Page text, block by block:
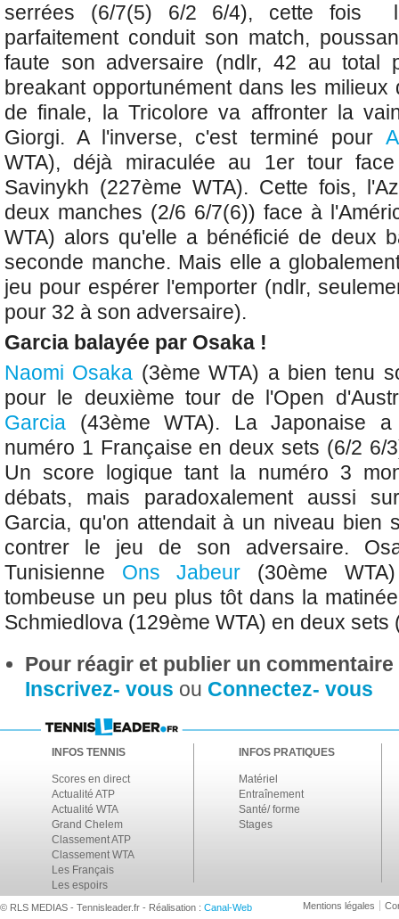
serrées (6/7(5) 6/2 6/4), cette fois
parfaitement conduit son match,
faute son adversaire (ndlr, 42 au total
breakant opportunément dans les milieux
de finale, la Tricolore va affronter la
Giorgi. A l'inverse, c'est terminé pour
WTA), déjà miraculée au 1er tour
Savinykh (227ème WTA). Cette fois,
deux manches (2/6 6/7(6)) face à
WTA) alors qu'elle a bénéficié de deux
seconde manche. Mais elle a
jeu pour espérer l'emporter (ndlr,
pour 32 à son adversaire).
Garcia balayée par Osaka !
Naomi Osaka (3ème WTA) a bien tenu
pour le deuxième tour de l'Open
Garcia (43ème WTA). La Japonaise a
numéro 1 Française en deux sets (6/2 6/
Un score logique tant la numéro 3
débats, mais paradoxalement aussi
Garcia, qu'on attendait à un niveau bien
contrer le jeu de son adversaire.
Tunisienne Ons Jabeur (30ème
tombeuse un peu plus tôt dans la
Schmiedlova (129ème WTA) en deux
Pour réagir et publier un
Inscrivez- vous ou Connectez- vous
INFOS TENNIS
Scores en direct
Actualité ATP
Actualité WTA
Grand Chelem
Classement ATP
Classement WTA
Les Français
Les espoirs
INFOS PRATIQUES
Matériel
Entraînement
Santé/ forme
Stages
© RLS MEDIAS - Tennisleader.fr - Réalisation : Canal-Web Mentions légales